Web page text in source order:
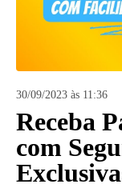
30/09/2023 às 11:36
Receba
com